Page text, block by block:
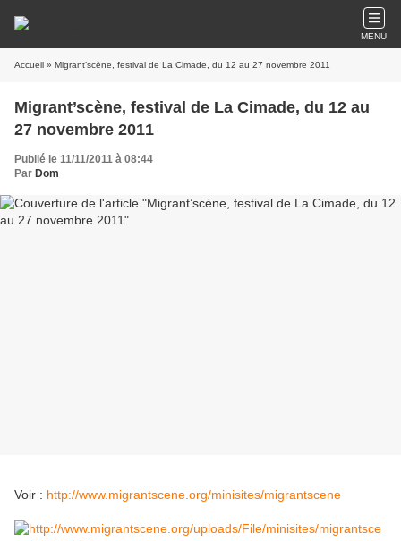
MENU
Accueil » Migrant’scène, festival de La Cimade, du 12 au 27 novembre 2011
Migrant’scène, festival de La Cimade, du 12 au
27 novembre 2011
Publié le 11/11/2011 à 08:44
Par Dom
Voir : http://www.migrantscene.org/minisites/migrantscene